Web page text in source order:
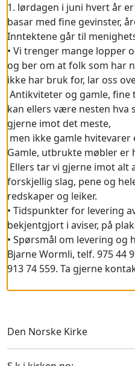
1. lørdagen i juni hvert år
basar med fine gevinster,
Inntektene går til
• Vi trenger mange lopper
og ber om at folk som har
ikke har bruk for, lar oss
Antikviteter og gamle,
kan ellers være nesten hva
gjerne imot det meste,
men ikke gamle hvitevarer
Gamle, utbrukte møbler er
Ellers tar vi gjerne imot alt
forskjellig slag, pene og
redskaper og leiker.
• Tidspunkter for levering
bekjentgjort i aviser, på
• Spørsmål om levering og
Bjarne Wormli, telf. 975 44
913 74 559. Ta gjerne
Den Norske Kirke